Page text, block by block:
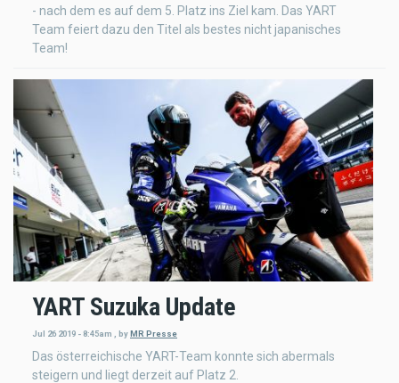
- nach dem es auf dem 5. Platz ins Ziel kam. Das YART
Team feiert dazu den Titel als bestes nicht japanisches
Team!
YART Suzuka Update
Jul 26 2019 - 8:45am byMR Presse
Das österreichische YART-Team konnte sich abermals
steigern und liegt derzeit auf Platz 2.